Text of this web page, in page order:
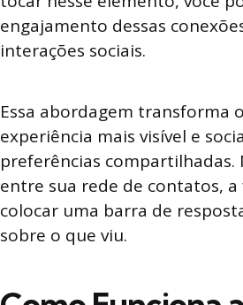
engajamento dessas
interações sociais.
Essa abordagem transforma
experiência mais visível e
preferências compartilhadas.
entre sua rede de contatos,
colocar uma barra de
sobre o que viu.